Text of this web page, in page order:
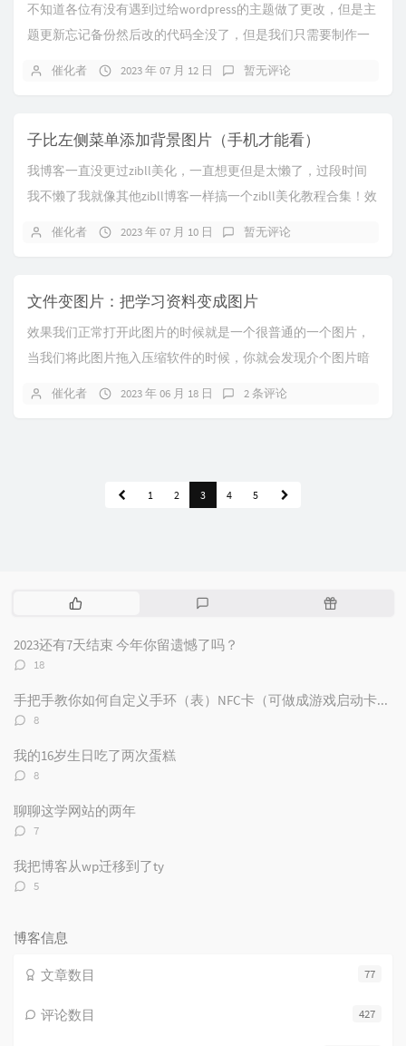
不知道各位有没有遇到过给wordpress的主题做了更改，但是主
题更新忘记备份然后改的代码全没了，但是我们只需要制作一
催化者 2023 年 07 月 12 日 暂无评论
子比左侧菜单添加背景图片（手机才能看）
我博客一直没更过zibll美化，一直想更但是太懒了，过段时间
我不懒了我就像其他zibll博客一样搞一个zibll美化教程合集！效
催化者 2023 年 07 月 10 日 暂无评论
文件变图片：把学习资料变成图片
效果我们正常打开此图片的时候就是一个很普通的一个图片，
当我们将此图片拖入压缩软件的时候，你就会发现介个图片暗
催化者 2023 年 06 月 18 日 2 条评论
1 2 3 4 5
热
文
评
随
2023还有7天结束 今年你留遗憾了吗？
评
数：
18
手把手教你如何自定义手环（表）NFC卡（可做成游戏启动卡和电子名片）
评
数：
8
我的16岁生日吃了两次蛋糕
评
数：
8
聊聊这学网站的两年
评
数：
7
我把博客从wp迁移到了ty
评
5
博客信息
77
文章数目
427
评论数目